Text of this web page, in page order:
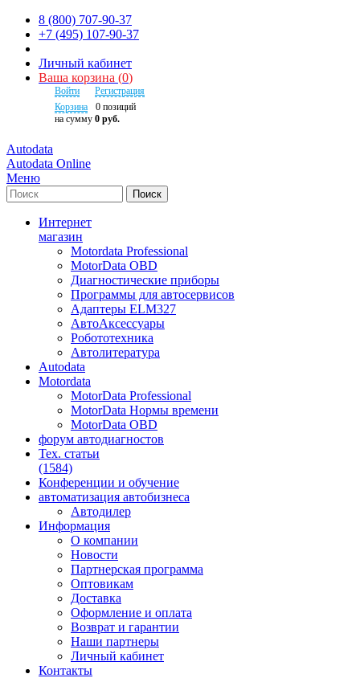
8 (800) 707-90-37
+7 (495) 107-90-37
Личный кабинет
Ваша корзина (0)
Войти
Регистрация
Корзина
0 позиций
на сумму 0 руб.
Autodata
Autodata Online
Меню
Поиск
Интернет
магазин
Motordata Professional
MotorData OBD
Диагностические приборы
Программы для автосервисов
Адаптеры ELM327
АвтоАксессуары
Робототехника
Автолитература
Autodata
Motordata
MotorData Professional
MotorData Нормы времени
MotorData OBD
форум автодиагностов
Тех. статьи
(1584)
Конференции и обучение
автоматизация автобизнеса
Автодилер
Информация
О компании
Новости
Партнерская программа
Оптовикам
Доставка
Оформление и оплата
Возврат и гарантии
Наши партнеры
Личный кабинет
Контакты